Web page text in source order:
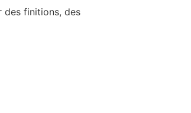
des finitions, des